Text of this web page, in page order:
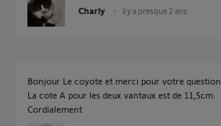
Charly il y a presque 2 ans
Bonjour Le coyote et merci pour votre question.
La cote A pour les deux vantaux est de 11,5cm.
Cordialement